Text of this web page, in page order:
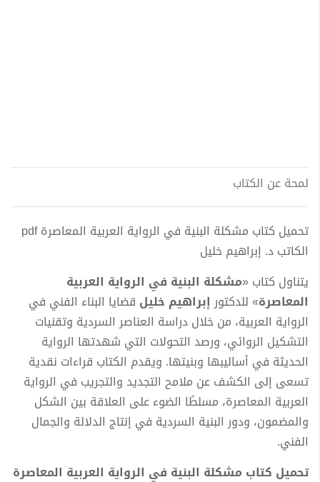
لمحة عن الكتاب
تحميل كتاب مشكلة البنية في الرواية العربية المعاصرة pdf
الكاتب د. إبراهيم خليل
يتناول كتاب «مشكلة البنية في الرواية العربية
المعاصرة» للدكتورإبراهيم خليل قضايا البناء الفني في
الرواية العربية، من خلال دراسة العناصر السردية وتقنيات
التشكيل الروائي، ورصد التحولات التي شهدتها الرواية
الحديثة في أساليبها وبنيتها. ويقدم الكتاب قراءات نقدية
تسعى إلى الكشف عن ملامح التجديد والتجريب في الرواية
العربية المعاصرة، مسلطًا الضوء على العلاقة بين الشكل
والمضمون، ودور البنية السردية في إنتاج الدلالة والجمال
الفني.
تحميل كتاب مشكلة البنية في الرواية العربية المعاصرة